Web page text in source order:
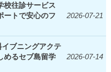
校往診サービス
ートで安心のフ
2026-07-21
イブニングアクテ
めるセブ島留学
2026-07-14